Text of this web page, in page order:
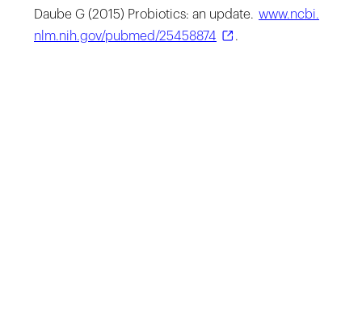
Daube G (2015) Probiotics: an update. ​www.​ncbi.​
nlm.​nih.​gov/​pubmed/​25458874
.